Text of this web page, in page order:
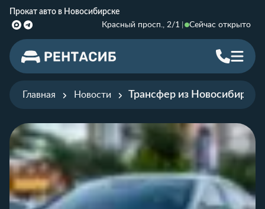
Прокат авто в Новосибирске
Красный просп., 2/1
Сейчас открыто
Главная Новости Трансфер из